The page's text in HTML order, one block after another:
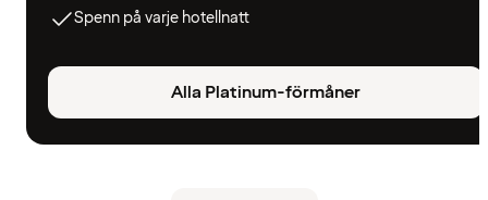
Spenn på varje hotellnatt
Alla Platinum-förmåner